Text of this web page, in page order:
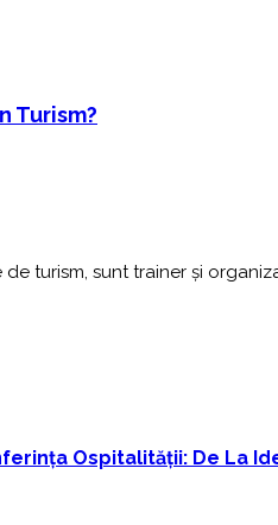
Turism?
turism, sunt trainer și
Ospitalității: De La